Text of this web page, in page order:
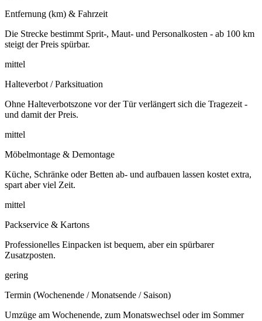
Entfernung (km) & Fahrzeit
Die Strecke bestimmt Sprit-, Maut- und Personalkosten - ab 100 km
steigt der Preis spürbar.
mittel
Halteverbot / Parksituation
Ohne Halteverbotszone vor der Tür verlängert sich die Tragezeit -
und damit der Preis.
mittel
Möbelmontage & Demontage
Küche, Schränke oder Betten ab- und aufbauen lassen kostet extra,
spart aber viel Zeit.
mittel
Packservice & Kartons
Professionelles Einpacken ist bequem, aber ein spürbarer
Zusatzposten.
gering
Termin (Wochenende / Monatsende / Saison)
Umzüge am Wochenende, zum Monatswechsel oder im Sommer